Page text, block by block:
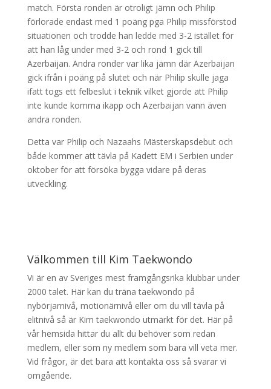
match. Första ronden är otroligt jämn och Philip
förlorade endast med 1 poäng pga Philip missförstod
situationen och trodde han ledde med 3-2 istället för
att han låg under med 3-2 och rond 1 gick till
Azerbaijan. Andra ronder var lika jämn där Azerbaijan
gick ifrån i poäng på slutet och när Philip skulle jaga
ifatt togs ett felbeslut i teknik vilket gjorde att Philip
inte kunde komma ikapp och Azerbaijan vann även
andra ronden.
Detta var Philip och Nazaahs Mästerskapsdebut och
både kommer att tävla på Kadett EM i Serbien under
oktober för att försöka bygga vidare på deras
utveckling.
Välkommen till Kim Taekwondo
Vi är en av Sveriges mest framgångsrika klubbar under
2000 talet. Här kan du träna taekwondo på
nybörjarnivå, motionärnivå eller om du vill tävla på
elitnivå så är Kim taekwondo utmärkt för det. Här på
vår hemsida hittar du allt du behöver som redan
medlem, eller som ny medlem som bara vill veta mer.
Vid frågor, är det bara att kontakta oss så svarar vi
omgående.